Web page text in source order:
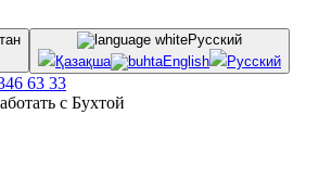
Русский
Қазақша
English Русский
63 33
с Бухтой